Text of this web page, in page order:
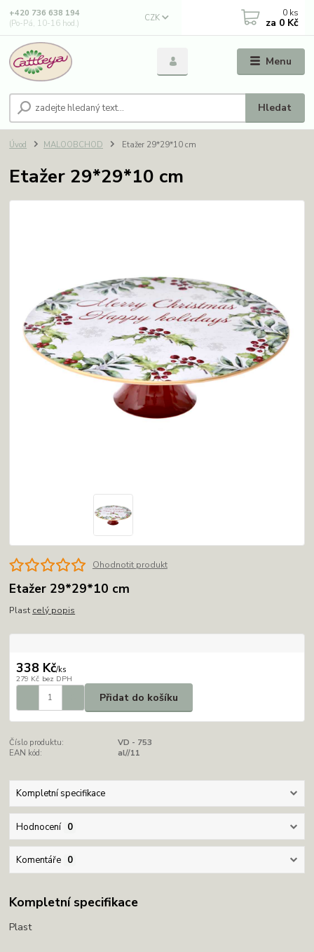
Menu
CZK
Hledat
+420 736 638 194
(Po-Pá, 10-16 hod.)
0 ks
za 0 Kč
Úvod MALOOBCHOD Etažer 29*29*10 cm
Etažer 29*29*10 cm
Ohodnotit produkt
Etažer 29*29*10 cm
Plast celý popis
338 Kč/ks
279 Kč bez DPH
Přidat do košíku
Číslo produktu:
VD - 753
EAN kód:
al//11
Kompletní specifikace
Hodnocení 0
Komentáře 0
Kompletní specifikace
Plast